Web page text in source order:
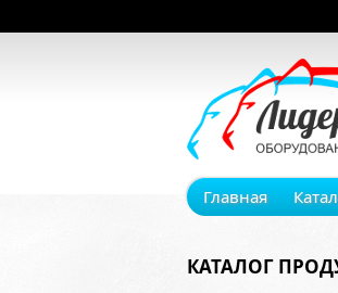
Главная
КАТАЛОГ